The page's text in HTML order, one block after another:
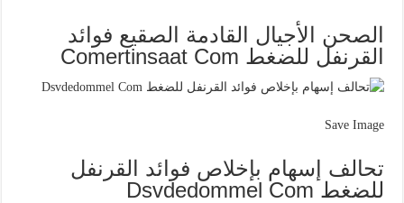
الصحن الأجيال القادمة الصقيع فوائد
القرنفل للضغط Comertinsaat Com
Save Image
تحالف إسهام بإخلاص فوائد القرنفل
للضغط Dsvdedommel Com